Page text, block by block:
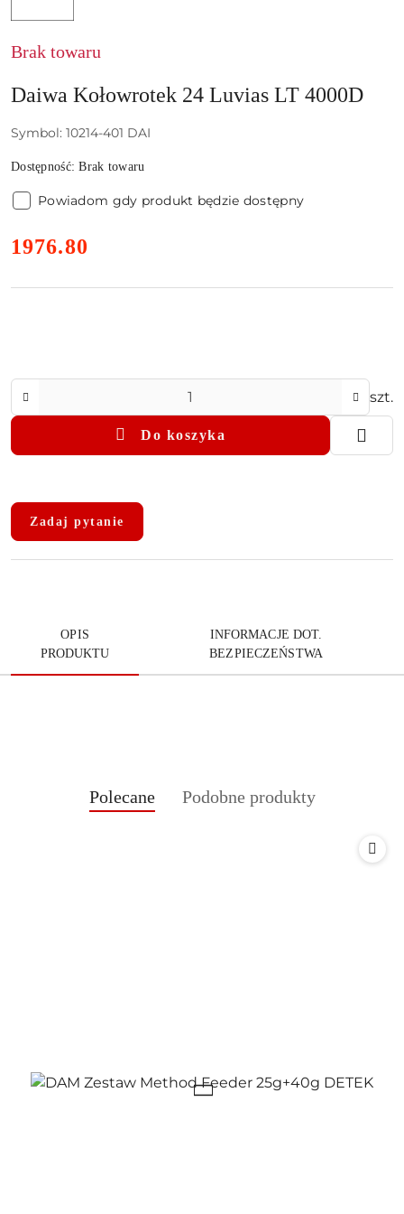
Brak towaru
Daiwa Kołowrotek 24 Luvias LT 4000D
Symbol: 10214-401 DAI
Dostępność:Brak towaru
Powiadom gdy produkt będzie dostępny
cena:
1976.80
szt.
Do koszyka
dostawa
Zadaj pytanie
OPIS
PRODUKTU
INFORMACJE DOT.
BEZPIECZEŃSTWA
Pomiń karuzelę produktów
Produkty
Polecane
Produkty
Podobne produkty